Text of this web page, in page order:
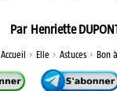
Par Henriette
Accueil Elle Astuces Bon